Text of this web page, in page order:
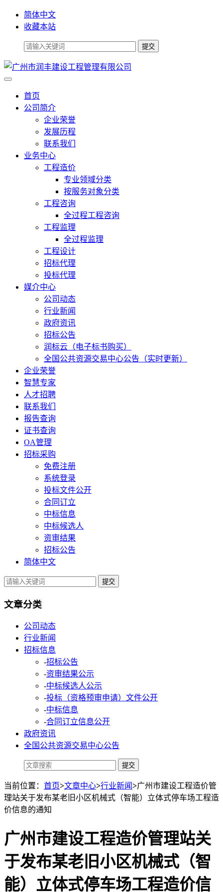
简体中文
收藏本站
首页
公司简介
企业荣誉
发展历程
联系我们
业务中心
工程造价
专业领域分类
按服务对象分类
工程咨询
全过程工程咨询
工程监理
全过程监理
工程设计
招标代理
投标代理
媒介中心
公司动态
行业新闻
政府资讯
招标公告
润标云（电子标书购买）
全国公共资源交易中心公告（实时更新）
企业荣誉
智慧专家
人才招聘
联系我们
报告查询
证书查询
OA管理
招标采购
免费注册
系统登录
投标文件公开
合同订立
中标信息
中标候选人
资审结果
招标公告
简体中文
提交
文章分类
公司动态
行业新闻
招标信息
-招标公告
-资审结果公示
-中标候选人公示
-投标（资格预审申请）文件公开
-中标信息
-合同订立信息公开
政府资讯
全国公共资源交易中心公告
当前位置： 首页>文章中心>行业新闻>广州市建设工程造价管
理站关于发布某老旧小区机械式（智能）立体式停车场工程造
价信息的通知
广州市建设工程造价管理站关
于发布某老旧小区机械式（智
能）立体式停车场工程造价信